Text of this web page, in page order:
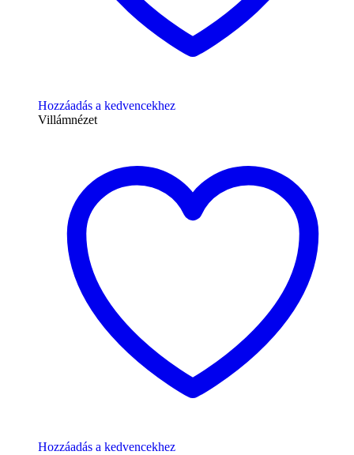
Hozzáadás a kedvencekhez
Villámnézet
Hozzáadás a kedvencekhez